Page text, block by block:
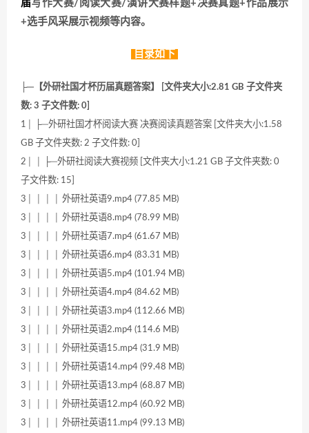
届写作大赛/阅读大赛/演讲大赛样题+决赛真题+作品展示
+选手风采展示视频等内容。
目录如下
├─【外研社国才杯历届真题答案】 [文件夹大小:2.81 GB 子文件夹
数: 3 子文件数: 0]
1│ ├─外研社国才杯阅读大赛 决赛阅读真题答案 [文件夹大小:1.58
GB 子文件夹数: 2 子文件数: 0]
2│ │ ├─外研社阅读大赛视频 [文件夹大小:1.21 GB 子文件夹数: 0
子文件数: 15]
3│ │ │ │ 外研社英语9.mp4 (77.85 MB)
3│ │ │ │ 外研社英语8.mp4 (78.99 MB)
3│ │ │ │ 外研社英语7.mp4 (61.67 MB)
3│ │ │ │ 外研社英语6.mp4 (83.31 MB)
3│ │ │ │ 外研社英语5.mp4 (101.94 MB)
3│ │ │ │ 外研社英语4.mp4 (84.62 MB)
3│ │ │ │ 外研社英语3.mp4 (112.66 MB)
3│ │ │ │ 外研社英语2.mp4 (114.6 MB)
3│ │ │ │ 外研社英语15.mp4 (31.9 MB)
3│ │ │ │ 外研社英语14.mp4 (99.48 MB)
3│ │ │ │ 外研社英语13.mp4 (68.87 MB)
3│ │ │ │ 外研社英语12.mp4 (60.92 MB)
3│ │ │ │ 外研社英语11.mp4 (99.13 MB)